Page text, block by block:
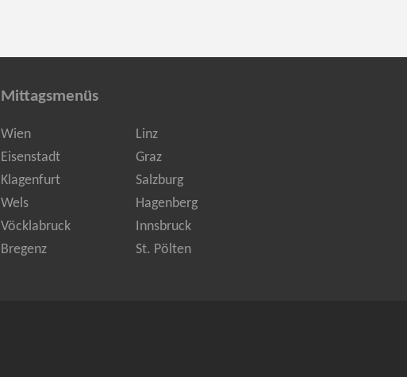
Mittagsmenüs
Wien
Linz
Eisenstadt
Graz
Klagenfurt
Salzburg
Wels
Hagenberg
Vöcklabruck
Innsbruck
Bregenz
St. Pölten